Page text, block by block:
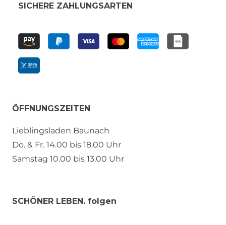
SICHERE ZAHLUNGSARTEN
ÖFFNUNGSZEITEN
Lieblingsladen Baunach
Do. & Fr. 14.00 bis 18.00 Uhr
Samstag 10.00 bis 13.00 Uhr
SCHÖNER LEBEN. folgen